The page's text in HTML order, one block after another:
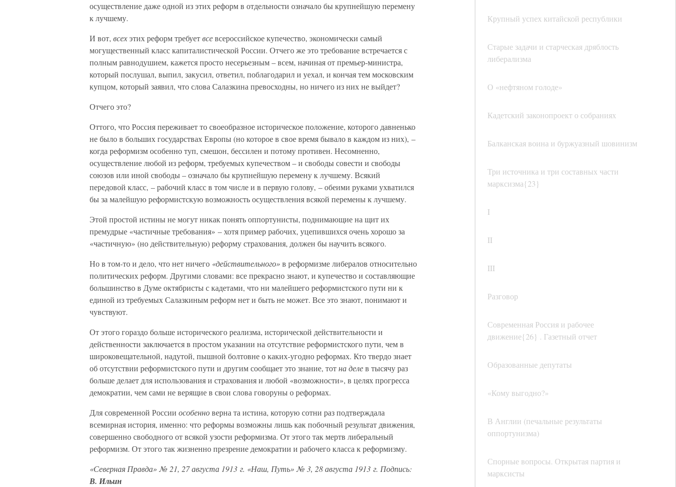
Крупный успех китайской республики
Старые задачи и старческая дряблость
либерализма
О «нефтяном голоде»
Кадетский законопроект о собраниях
Балканская воина и буржуазный шовинизм
Три источника и три составных части
марксизма{23}
I
II
III
Разговор
Современная Россия и рабочее
движение{26} . Газетный отчет
Образованные депутаты
«Кому выгодно?»
В Англии (печальные результаты
оппортунизма)
Спорные вопросы. Открытая партия и
марксисты
осуществление даже одной из этих реформ в отдельности означало бы крупнейшую перемену
к лучшему.
И вот, всехэтих реформ требуетвсевсероссийское купечество, экономически самый
могущественный класс капиталистической России. Отчего же это требование встречается с
полным равнодушием, кажется просто несерьезным – всем, начиная от премьер-министра,
который послушал, выпил, закусил, ответил, поблагодарил и уехал, и кончая тем московским
купцом, который заявил, что слова Салазкина превосходны, но ничего из них не выйдет?
Отчего это?
Оттого, что Россия переживает то своеобразное историческое положение, которого давненько
не было в больших государствах Европы (но которое в свое время бывало в каждом из них), –
когда реформизм особенно туп, смешон, бессилен и потому противен. Несомненно,
осуществление любой из реформ, требуемых купечеством – и свободы совести и свободы
союзов или иной свободы – означало бы крупнейшую перемену к лучшему. Всякий
передовой класс, – рабочий класс в том числе и в первую голову, – обеими руками ухватился
бы за малейшую реформистскую возможность осуществления всякой перемены к лучшему.
Этой простой истины не могут никак понять оппортунисты, поднимающие на щит их
премудрые «частичные требования» – хотя пример рабочих, уцепившихся очень хорошо за
«частичную» (но действительную) реформу страхования, должен бы научить всякого.
Но в том-то и дело, что нет ничего «действительного»в реформизме либералов относительно
политических реформ. Другими словами: все прекрасно знают, и купечество и составляющие
большинство в Думе октябристы с кадетами, что ни малейшего реформистского пути ни к
единой из требуемых Салазкиным реформ нет и быть не может. Все это знают, понимают и
чувствуют.
От этого гораздо больше исторического реализма, исторической действительности и
действенности заключается в простом указании на отсутствие реформистского пути, чем в
широковещательной, надутой, пышной болтовне о каких-угодно реформах. Кто твердо знает
об отсутствии реформистского пути и другим сообщает это знание, тотна делев тысячу раз
больше делает для использования и страхования и любой «возможности», в целях прогресса
демократии, чем сами не верящие в свои слова говоруны о реформах.
Для современной России особенноверна та истина, которую сотни раз подтверждала
всемирная история, именно: что реформы возможны лишь как побочный результат движения,
совершенно свободного от всякой узости реформизма. От этого так мертв либеральный
реформизм. От этого так жизненно презрение демократии и рабочего класса к реформизму.
«Северная Правда» № 21, 27 августа 1913 г. «Наш, Путь» № 3, 28 августа 1913 г. Подпись:
В. Ильин